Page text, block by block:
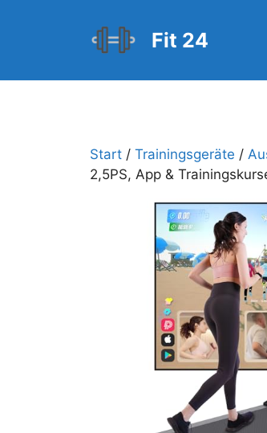
Fit 24
Start / Trainingsgeräte /
2,5PS, App &